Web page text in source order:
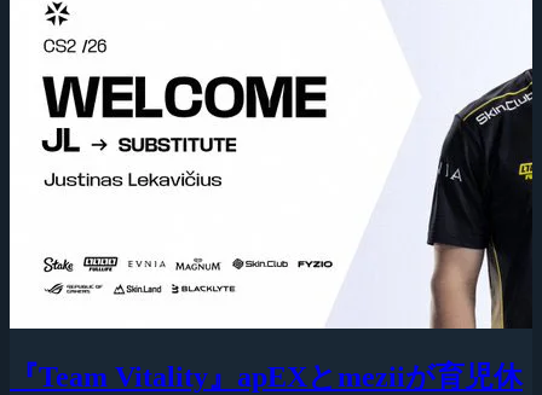
『Team Vitality』apEXとmeziiが育児休